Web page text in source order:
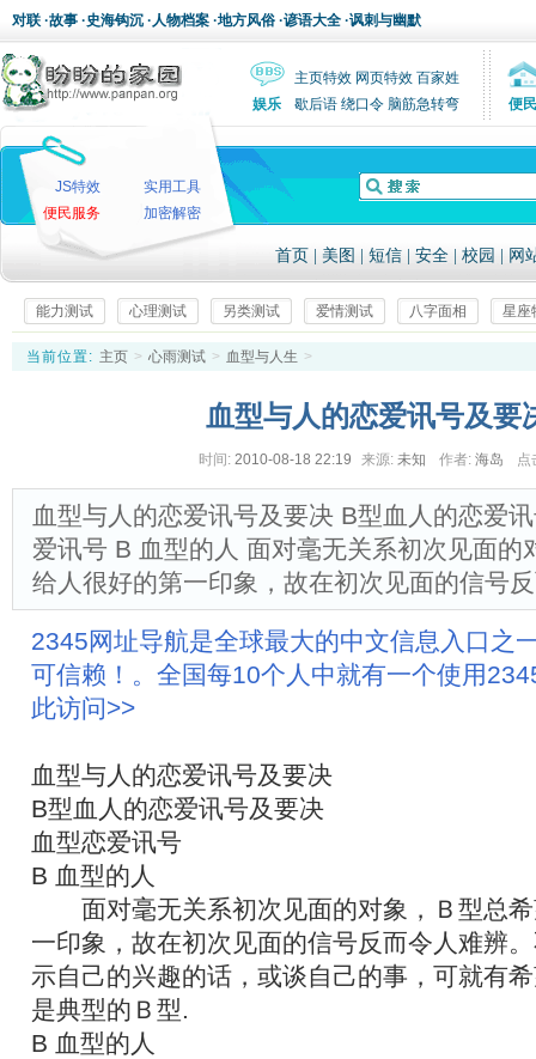
对联 ·故事 ·史海钩沉 ·人物档案 ·地方风俗 ·谚语大全 ·讽刺与幽默
主页特效 网页特效 百家姓
娱乐
歇后语 绕口令 脑筋急转弯 便民
JS特效
实用工具
便民服务
加密解密
首页 美图 短信 安全 校园 网
能力测试 心理测试 另类测试 爱情测试 八字面相 星座
当前位置: 主页 > 心雨测试 > 血型与人生 >
血型与人的恋爱讯号及要
时间: 2010-08-18 22:19 来源: 未知 作者: 海岛 点
血型与人的恋爱讯号及要决 B型血人的恋爱
爱讯号 B 血型的人 面对毫无关系初次见面的
给人很好的第一印象，故在初次见面的信号
2345网址导航是全球最大的中文信息入口之
可信赖！。全国每10个人中就有一个使用
此访问>>
血型与人的恋爱讯号及要决
B型血人的恋爱讯号及要决
血型恋爱讯号
B 血型的人
面对毫无关系初次见面的对象，Ｂ型总希
一印象，故在初次见面的信号反而令人难辨
示自己的兴趣的话，或谈自己的事，可就有
是典型的Ｂ型.
B 血型的人